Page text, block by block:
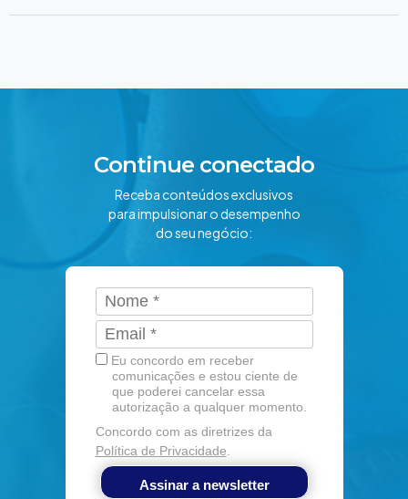
Continue conectado
Receba conteúdos exclusivos
para impulsionar o desempenho
do seu negócio:
Eu concordo em receber
comunicações e estou ciente de
que poderei cancelar essa
autorização a qualquer momento.
Concordo com as diretrizes da
Política de Privacidade
Assinar a newsletter